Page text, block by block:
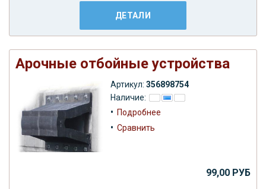
ДЕТАЛИ
Арочные отбойные устройства
Артикул: 356898754
Наличие:
• Подробнее
• Сравнить
99,00 РУБ